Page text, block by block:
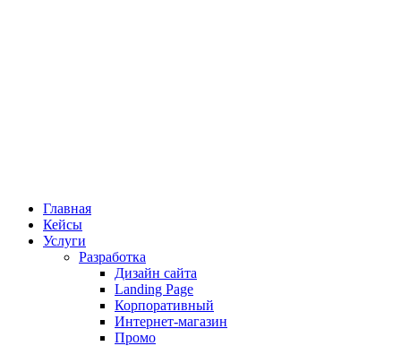
Главная
Кейсы
Услуги
Разработка
Дизайн сайта
Landing Page
Корпоративный
Интернет-магазин
Промо